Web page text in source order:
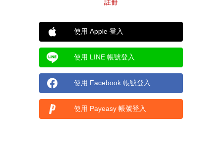
使用 Apple 登入
使用 LINE 帳號登入
使用 Facebook 帳號登入
使用 Payeasy 帳號登入